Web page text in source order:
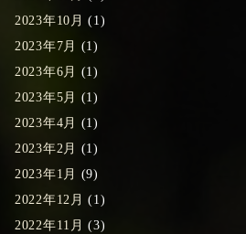
2023年10月 (1)
2023年7月
(1)
2023年6月
(1)
2023年5月
(1)
2023年4月
(1)
2023年2月
(1)
2023年1月
(9)
2022年12月 (1)
2022年11月 (3)